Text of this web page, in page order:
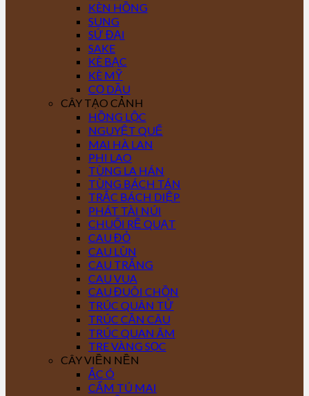
KÈN HỒNG
SUNG
SỨ ĐẠI
SAKE
KÈ BẠC
KÈ MỸ
CỌ DẦU
CÂY TẠO CẢNH
HỒNG LỘC
NGUYỆT QUẾ
MAI HÀ LAN
PHI LAO
TÙNG LA HÁN
TÙNG BÁCH TÁN
TRẮC BÁCH DIỆP
PHÁT TÀI NÚI
CHUỐI RẼ QUẠT
CAU ĐỎ
CAU LÙN
CAU TRẮNG
CAU VUA
CAU ĐUÔI CHỒN
TRÚC QUÂN TỬ
TRÚC CẦN CÂU
TRÚC QUAN ÂM
TRE VÀNG SỌC
CÂY VIỀN NỀN
ẮC Ó
CẨM TÚ MAI